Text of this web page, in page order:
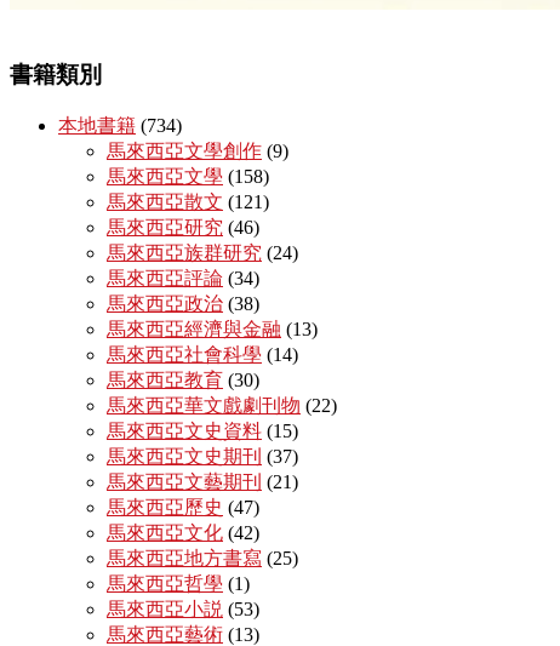
書籍類別
本地書籍 (734)
馬來西亞文學創作 (9)
馬來西亞文學 (158)
馬來西亞散文 (121)
馬來西亞研究 (46)
馬來西亞族群研究 (24)
馬來西亞評論 (34)
馬來西亞政治 (38)
馬來西亞經濟與金融 (13)
馬來西亞社會科學 (14)
馬來西亞教育 (30)
馬來西亞華文戲劇刊物 (22)
馬來西亞文史資料 (15)
馬來西亞文史期刊 (37)
馬來西亞文藝期刊 (21)
馬來西亞歷史 (47)
馬來西亞文化 (42)
馬來西亞地方書寫 (25)
馬來西亞哲學 (1)
馬來西亞小説 (53)
馬來西亞藝術 (13)